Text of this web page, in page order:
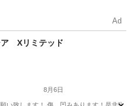
Ad
Xリミテッド
8月6日